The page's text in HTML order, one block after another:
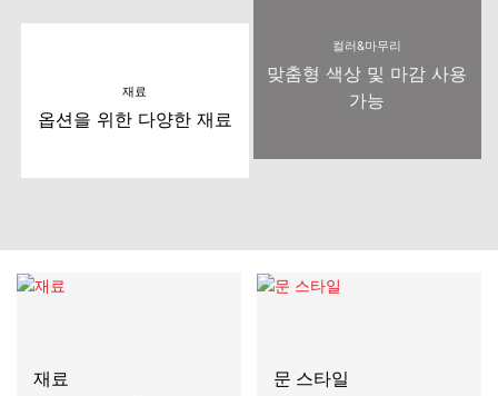
재료
옵션을 위한 다양한 재료
컬러&마무리
맞춤형 색상 및 마감 사용
가능
재료 문 스타일